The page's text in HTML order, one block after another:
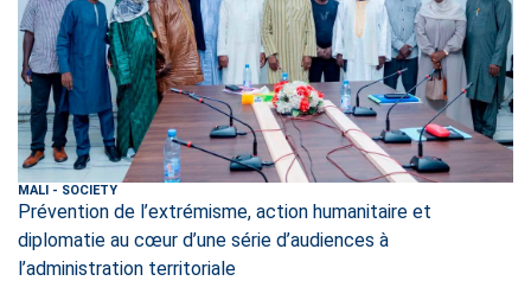
MALI - SOCIETY
Prévention de l’extrémisme, action humanitaire et
diplomatie au cœur d’une série d’audiences à
l’administration territoriale